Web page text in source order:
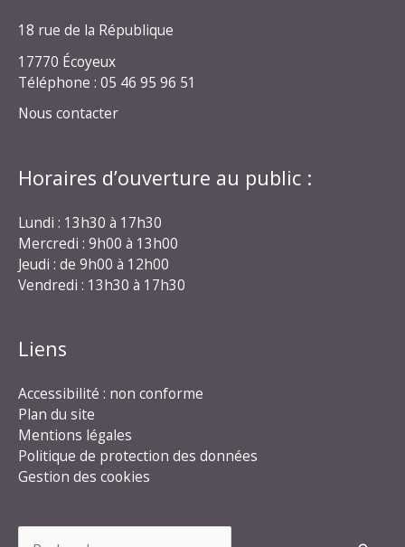
18 rue de la République
17770 Écoyeux
Téléphone : 05 46 95 96 51
Nous contacter
Horaires d’ouverture au public :
Lundi : 13h30 à 17h30
Mercredi : 9h00 à 13h00
Jeudi : de 9h00 à 12h00
Vendredi : 13h30 à 17h30
Liens
Accessibilité : non conforme
Plan du site
Mentions légales
Politique de protection des données
Gestion des cookies